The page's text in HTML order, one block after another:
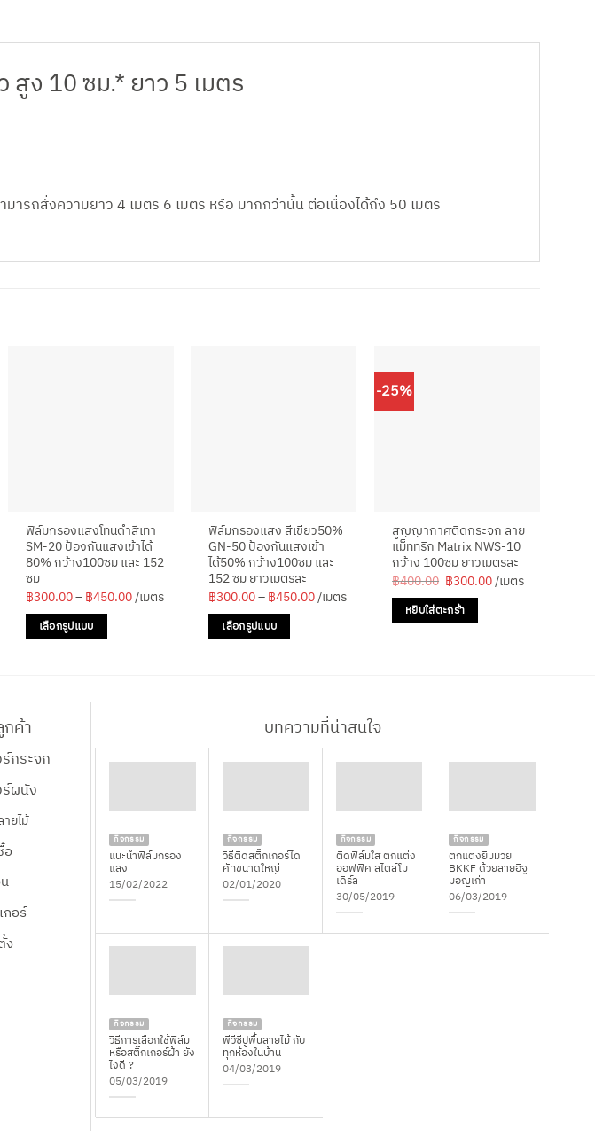
ง 10 ซม.* ยาว 5 เมตร
รถสั่งความยาว 4 เมตร 6 เมตร หรือ มากกว่านั้น ต่อเนื่องได้ถึง 50 เมตร
ฟิล์มกรองแสงโทนดำสีเทา
SM-20 ป้องกันแสงเข้าได้
80% กว้าง100ซม และ 152
ซม
฿300.00–฿450.00Price
range:
/เมตร
เลือกรูปแบบ
variants.
The
options
may
be
chosen
page
ฟิล์มกรองแสง สีเขียว50%
GN-50 ป้องกันแสงเข้า
ได้50% กว้าง100ซม และ
152 ซม ยาวเมตรละ
฿300.00–฿450.00Price
range:
/เมตร
เลือกรูปแบบ
The
chosen
the
product
-25%
สูญญากาศติดกระจก ลาย
แม็ททริก Matrix NWS-10
กว้าง 100ซม ยาวเมตรละ
฿400.00 Original
price
was:
฿400.00.
฿300.00Current
price
/เมตร
หยิบใส่ตะกร้า
ค้า
กระจก
ผนัง
ยไม้
อ
อร์
ง
บทความที่น่าสนใจ
กิจกรรม
แนะนำฟิล์มกรอง
แสง
15/02/2022
กิจกรรม
วิธีติดสติ๊กเกอร์ได
คัทขนาดใหญ่
02/01/2020
กิจกรรม
ติดฟิล์มใส ตกแต่ง
ออฟฟิศ สไตล์โม
เดิร์ล
30/05/2019
กิจกรรม
ตกแต่งยิมมวย
BKKF ด้วยลายอิฐ
มอญเก่า
06/03/2019
กิจกรรม
วิธีการเลือกใช้ฟิล์ม
หรือสติ๊กเกอร์ฝ้า ยัง
ไงดี ?
05/03/2019
กิจกรรม
พีวีซีปูพื้นลายไม้ กับ
ทุกห้องในบ้าน
04/03/2019